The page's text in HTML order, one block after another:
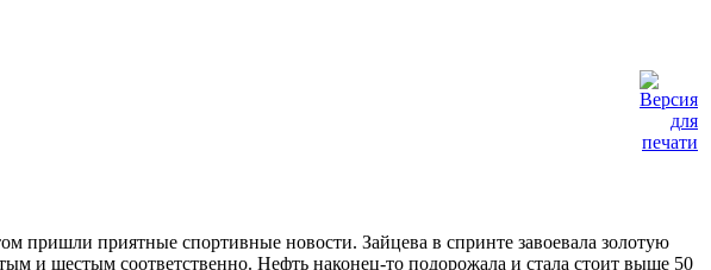
пришли приятные спортивные новости. Зайцева в спринте завоевала золотую
и шестым соответственно. Нефть наконец-то подорожала и стала стоит выше 50